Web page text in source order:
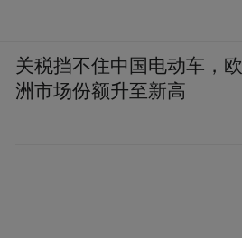
关税挡不住中国电动车，欧
洲市场份额升至新高